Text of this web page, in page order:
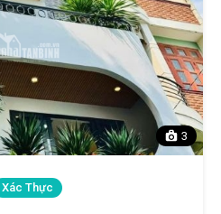
3
Xác Thực